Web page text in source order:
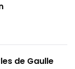
de Gaulle